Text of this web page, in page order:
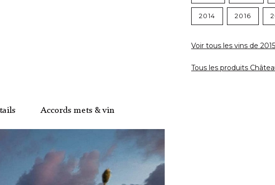
2014 2016
Voir tous les vins de 2015
Tous les produits
Accords mets & vin